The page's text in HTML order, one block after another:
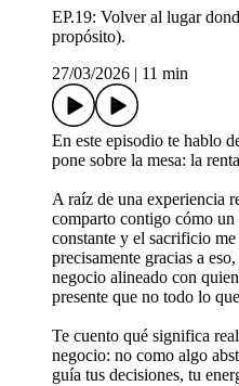
EP.19: Volver al lugar
propósito).
27/03/2026
11 min
En este episodio te hablo
pone sobre la mesa: la
A raíz de una experiencia
comparto contigo cómo un
constante y el sacrificio
precisamente gracias a
negocio alineado con
presente que no todo lo
Te cuento qué significa
negocio: no como algo
guía tus decisiones, tu